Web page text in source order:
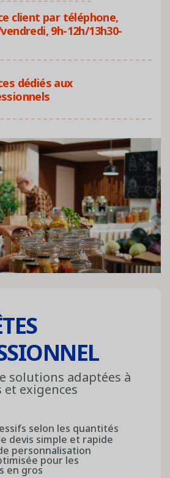
client par téléphone,
9h-12h/13h30-
dédiés aux
solutions adaptées à
et exigences
selon les quantités
devis simple et rapide
personnalisation
pour les
en gros